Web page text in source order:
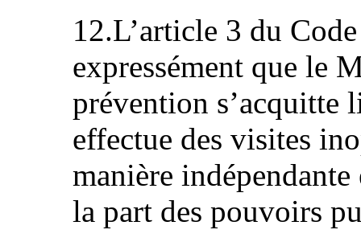
12.L’article 3 du
expressément que le
prévention s’acquitte
effectue des visites
manière indépendante
la part des pouvoirs